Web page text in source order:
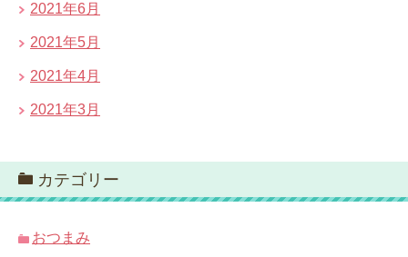
2021年6月
2021年5月
2021年4月
2021年3月
カテゴリー
おつまみ